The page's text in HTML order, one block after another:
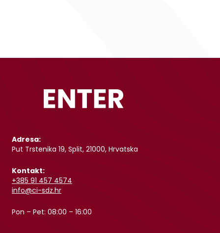
Adresa:
Put Trstenika 19, Split, 21000, Hrvatska
Kontakt:
+385 91 457 4574
info@ci-sdz.hr
Pon – Pet: 08:00 – 16:00